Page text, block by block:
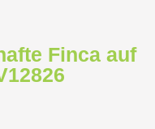
Finca auf